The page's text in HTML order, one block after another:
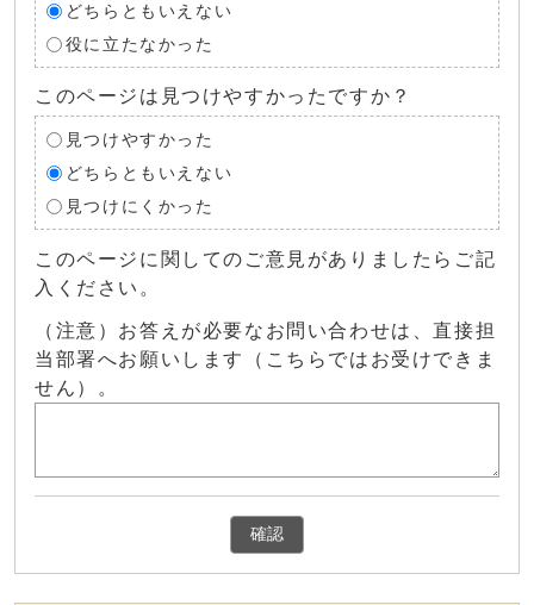
どちらともいえない
役に立たなかった
このページは見つけやすかったですか？
見つけやすかった
どちらともいえない
見つけにくかった
このページに関してのご意見がありましたらご記
入ください。
（注意）お答えが必要なお問い合わせは、直接担
当部署へお願いします（こちらではお受けできま
せん）。
確認